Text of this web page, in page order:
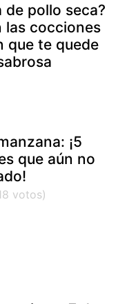
de pollo seca?
las cocciones
que te quede
¡5
que aún no